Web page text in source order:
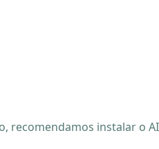
recomendamos instalar o